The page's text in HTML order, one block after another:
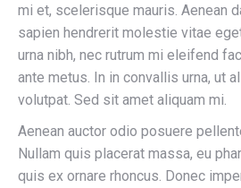
mi et, scelerisque mauris. Aenean
sapien hendrerit molestie vitae
urna nibh, nec rutrum mi eleifend
ante metus. In in convallis urna, ut
volutpat. Sed sit amet aliquam mi.
Aenean auctor odio posuere
Nullam quis placerat massa, eu
quis ex ornare rhoncus. Donec